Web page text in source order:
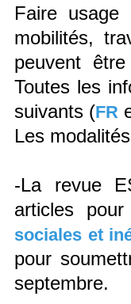
Faire usage
mobilités,
peuvent
Toutes les
suivants (FR
Les
-La revue
articles
sociales et
pour
septembre.